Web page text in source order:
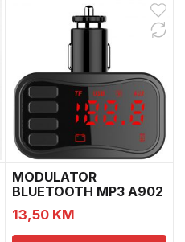
MODULATOR
BLUETOOTH MP3 A902
12V
13,50 KM